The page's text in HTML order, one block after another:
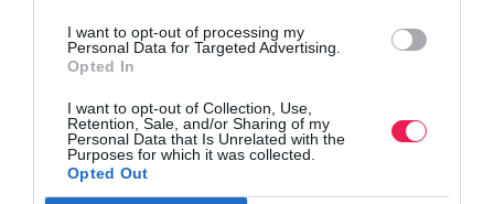
I want to opt-out of processing my
Personal Data for Targeted Advertising.
Opted In
I want to opt-out of Collection, Use,
Retention, Sale, and/or Sharing of my
Personal Data that Is Unrelated with the
Purposes for which it was collected.
Opted Out